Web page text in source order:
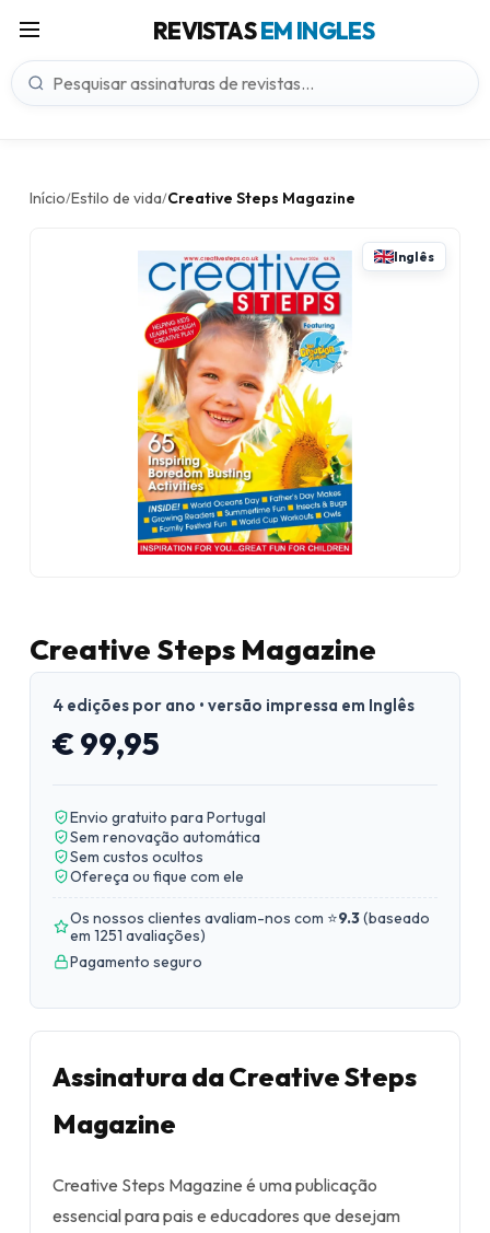
REVISTASEM INGLES
Início/Estilo de vida/Creative Steps Magazine
Inglês
Creative Steps Magazine
4 edições por ano • versão impressa em Inglês
€ 99,95
Envio gratuito para Portugal
Sem renovação automática
Sem custos ocultos
Ofereça ou fique com ele
Os nossos clientes avaliam-nos com ⭐9.3(baseado
em 1251 avaliações)
Pagamento seguro
Assinatura da Creative Steps
Magazine
Creative Steps Magazine é uma publicação
essencial para pais e educadores que desejam